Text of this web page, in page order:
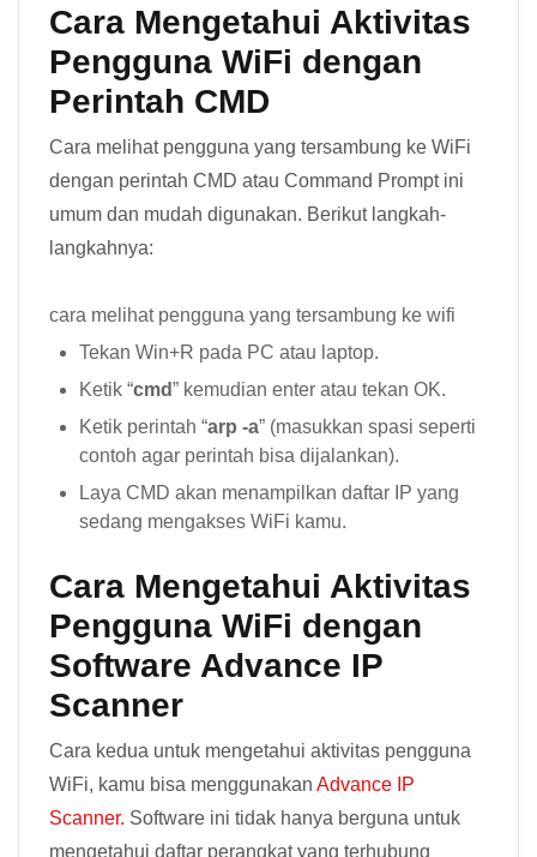
Cara Mengetahui Aktivitas
Pengguna WiFi dengan
Perintah CMD
Cara melihat pengguna yang tersambung ke WiFi
dengan perintah CMD atau Command Prompt ini
umum dan mudah digunakan. Berikut langkah-
langkahnya:
cara melihat pengguna yang tersambung ke wifi
Tekan Win+R pada PC atau laptop.
Ketik “cmd” kemudian enter atau tekan OK.
Ketik perintah “arp -a” (masukkan spasi seperti
contoh agar perintah bisa dijalankan).
Laya CMD akan menampilkan daftar IP yang
sedang mengakses WiFi kamu.
Cara Mengetahui Aktivitas
Pengguna WiFi dengan
Software Advance IP
Scanner
Cara kedua untuk mengetahui aktivitas pengguna
WiFi, kamu bisa menggunakan Advance IP
Scanner. Software ini tidak hanya berguna untuk
mengetahui daftar perangkat yang terhubung